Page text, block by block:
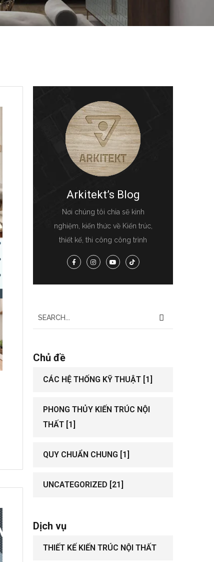
Arkitekt’s Blog
Nơi chúng tôi chia sẽ kinh
nghiệm, kiến thức về Kiến trúc,
thiết kế, thi công công trình
Chủ đề
CÁC HỆ THỐNG KỸ THUẬT [1]
PHONG THỦY KIẾN TRÚC NỘI
THẤT [1]
QUY CHUẨN CHUNG [1]
UNCATEGORIZED [21]
Dịch vụ
THIẾT KẾ KIẾN TRÚC NỘI THẤT